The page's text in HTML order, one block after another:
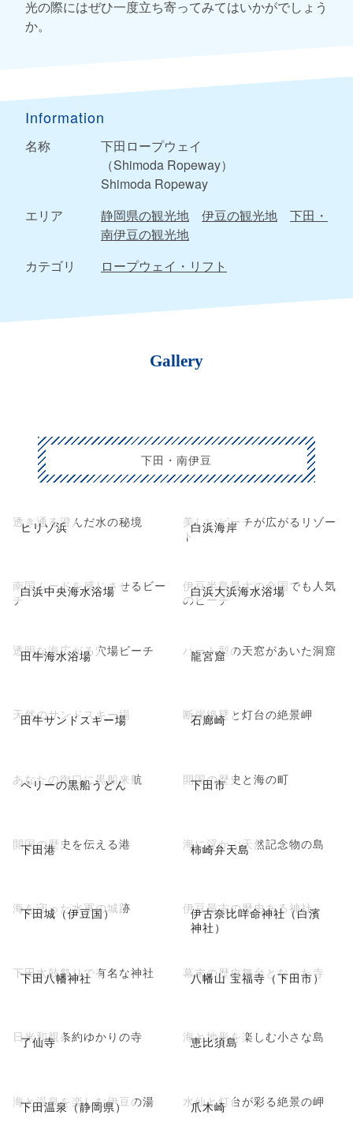
光の際にはぜひ一度立ち寄ってみてはいかがでしょう
か。
Information
名称
下田ロープウェイ
（Shimoda Ropeway）
Shimoda Ropeway
エリア
静岡県の観光地 伊豆の観光地
下田・
南伊豆の観光地
カテゴリ
ロープウェイ・リフト
Gallery
下田・南伊豆
ヒリゾ浜
透き通る澄んだ水の秘境 白浜海岸
美しいビーチが広がるリゾー
ト
白浜中央海水浴場
南国ムードを感じさせるビー
チ
白浜大浜海水浴場
伊豆半島最大の全国でも人気
のビーチ
田牛海水浴場
透明な海広がる穴場ビーチ 龍宮窟
ハート型の天窓があいた洞窟
田牛サンドスキー場
天然のサンドスキー場 石廊崎
断崖絶壁と灯台の絶景岬
ペリーの黒船うどん
あなたの御口に黒船来航 下田市
開国の歴史と海の町
下田港
開国の歴史を伝える港 柿崎弁天島
海に浮かぶ天然記念物の島
下田城（伊豆国）
海を守った水軍の城跡
伊古奈比咩命神社（白濱
神社）
伊豆最古の歴史ある神社
下田八幡神社
下田太鼓祭りで有名な神社 八幡山 宝福寺（下田市）
幕末の歴史舞台となった寺
了仙寺
日米和親条約ゆかりの寺 恵比須島
海と地形を楽しむ小さな島
下田温泉（静岡県）
海と温泉を楽しむ伊豆の湯 爪木崎
水仙と灯台が彩る絶景の岬